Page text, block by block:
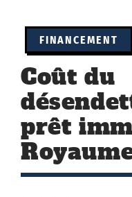
FINANCEMENT
Coût du
prêt